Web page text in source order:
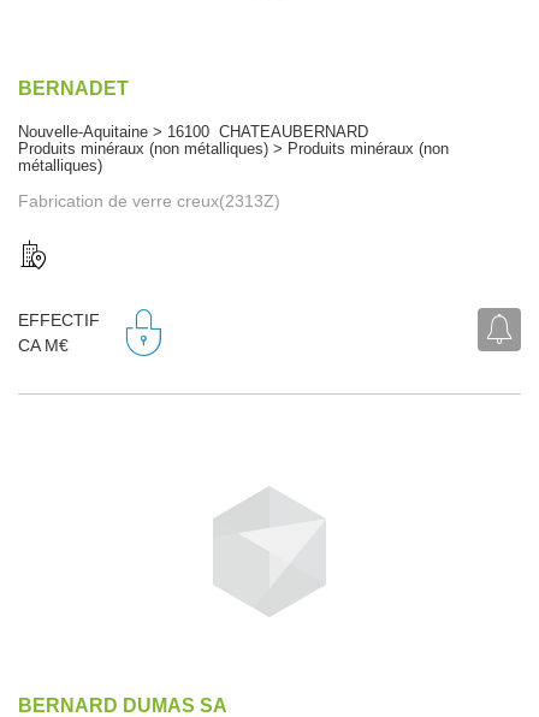
BERNADET
Nouvelle-Aquitaine > 16100 CHATEAUBERNARD
Produits minéraux (non métalliques) > Produits minéraux (non
métalliques)
Fabrication de verre creux(2313Z)
EFFECTIF
CA M€
BERNARD DUMAS SA